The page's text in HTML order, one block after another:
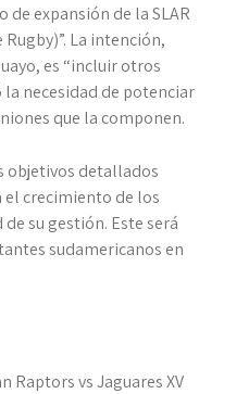
expansión de la SLAR
La intención,
es “incluir otros
necesidad de potenciar
que la componen.
objetivos detallados
crecimiento de los
su gestión. Este será
sudamericanos en
Raptors vs Jaguares XV